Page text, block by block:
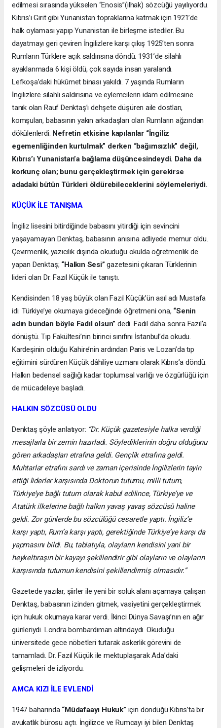
edilmesi sırasında yükselen “Enosis”(ilhak) sözcüğü yayılıyordu.
Kıbrıs’ı Girit gibi Yunanistan topraklarına katmak için 1921’de
halk oylaması yapıp Yunanistan ile birleşme istediler. Bu
dayatmayı geri çeviren İngilizlere karşı çıkış 1925’ten sonra
Rumların Türklere açık saldırısına döndü. 1931’de silahlı
ayaklanmada 6 kişi öldü, çok sayıda insan yaralandı.
Lefkoşa’daki hükûmet binası yakıldı. 7 yaşında Rumların
İngilizlere silahlı saldırısına ve eylemcilerin idam edilmesine
tanık olan Rauf Denktaş’ı dehşete düşüren aile dostları,
komşuları, babasının yakın arkadaşları olan Rumların ağzından
dökülenlerdi. Nefretin etkisine kapılanlar “İngiliz
egemenliğinden kurtulmak” derken “bağımsızlık” değil,
Kıbrıs’ı Yunanistan’a bağlama düşüncesindeydi. Daha da
korkunç olan; bunu gerçekleştirmek için gerekirse
adadaki bütün Türkleri öldürebileceklerini söylemeleriydi.
KÜÇÜK İLE TANIŞMA
İngiliz lisesini bitirdiğinde babasını yitirdiği için sevincini
yaşayamayan Denktaş, babasının anısına adliyede memur oldu.
Çevirmenlik, yazıcılık dışında okuduğu okulda öğretmenlik de
yapan Denktaş; “Halkın Sesi”gazetesini çıkaran Türklerinin
lideri olan Dr. Fazıl Küçük ile tanıştı.
Kendisinden 18 yaş büyük olan Fazıl Küçük’ün asıl adı Mustafa
idi. Türkiye’ye okumaya gideceğinde öğretmeni ona, “Senin
adın bundan böyle Fadıl olsun” dedi. Fadıl daha sonra Fazıl‘a
dönüştü. Tıp Fakültesi’nin birinci sınıfını İstanbul’da okudu.
Kardeşinin olduğu Kahire’nin ardından Paris ve Lozan’da tıp
eğitimini sürdüren Küçük dâhiliye uzmanı olarak Kıbrıs’a döndü.
Halkın bedensel sağlığı kadar toplumsal varlığı ve özgürlüğü için
de mücadeleye başladı.
HALKIN SÖZCÜSÜ OLDU
Denktaş şöyle anlatıyor: “Dr. Küçük gazetesiyle halka verdiği
mesajlarla bir zemin hazırladı. Söylediklerinin doğru olduğunu
gören arkadaşları etrafına geldi. Gençlik etrafına geldi.
Muhtarlar etrafını sardı ve zaman içerisinde İngilizlerin tayin
ettiği liderler karşısında Doktorun tutumu, milli tutum,
Türkiye’ye bağlı tutum olarak kabul edilince, Türkiye’ye ve
Atatürk ilkelerine bağlı halkın yavaş yavaş sözcüsü haline
geldi. Zor günlerde bu sözcülüğü cesaretle yaptı. İngiliz’e
karşı yaptı, Rum’a karşı yaptı, gerektiğinde Türkiye’ye karşı da
yapmasını bildi. Bu, tabiatıyla, olayların kendisini yani bir
heykeltıraşın bir kayayı şekillendirir gibi olayların ve olayların
karşısında tutumun kendisini şekillendirmiş olmasıdır.”
Gazetede yazılar, şiirler ile yeni bir soluk alanı açamaya çalışan
Denktaş, babasının izinden gitmek, vasiyetini gerçekleştirmek
için hukuk okumaya karar verdi. İkinci Dünya Savaşı’nın en ağır
günleriydi. Londra bombardıman altındaydı. Okuduğu
üniversitede gece nöbetleri tutarak askerlik görevini de
tamamladı. Dr. Fazıl Küçük ile mektuplaşarak Ada’daki
gelişmeleri de izliyordu.
AMCA KIZI İLE EVLENDİ
1947 baharında “Müdafaayı Hukuk” için döndüğü Kıbrıs’ta bir
avukatlık bürosu açtı. İngilizce ve Rumcayı iyi bilen Denktaş